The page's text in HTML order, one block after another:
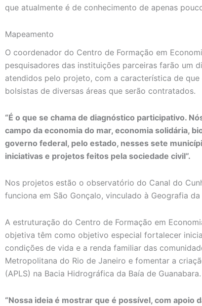
que atualmente é de conhecimento de apenas
Mapeamento
O coordenador do Centro de Formação em
pesquisadores das instituições parceiras farão um
atendidos pelo projeto, com a característica de
bolsistas de diversas áreas que serão contratados.
“É o que se chama de diagnóstico participativo.
campo da economia do mar, economia solidária,
governo federal, pelo estado, nesses sete
iniciativas e projetos feitos pela sociedade civil”.
Nos projetos estão o observatório do Canal do
funciona em São Gonçalo, vinculado à Geografia da
A estruturação do Centro de Formação em
objetiva têm como objetivo especial fortalecer
condições de vida e a renda familiar das
Metropolitana do Rio de Janeiro e fomentar a
(APLS) na Bacia Hidrográfica da Baía de Guanabara.
“Nossa ideia é mostrar que é possível, com apoio